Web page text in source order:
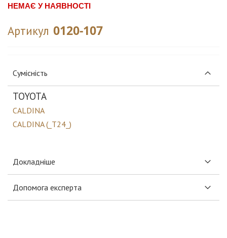
НЕМАЄ У НАЯВНОСТІ
Артикул 0120-107
Сумісність
TOYOTA
CALDINA
CALDINA (_T24_)
Докладніше
Допомога експерта